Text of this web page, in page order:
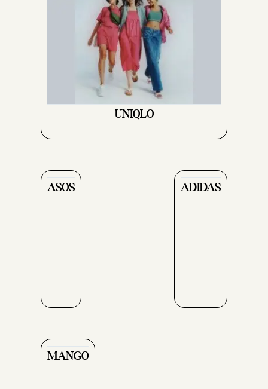
UNIQLO
ASOS ADIDAS
MANGO